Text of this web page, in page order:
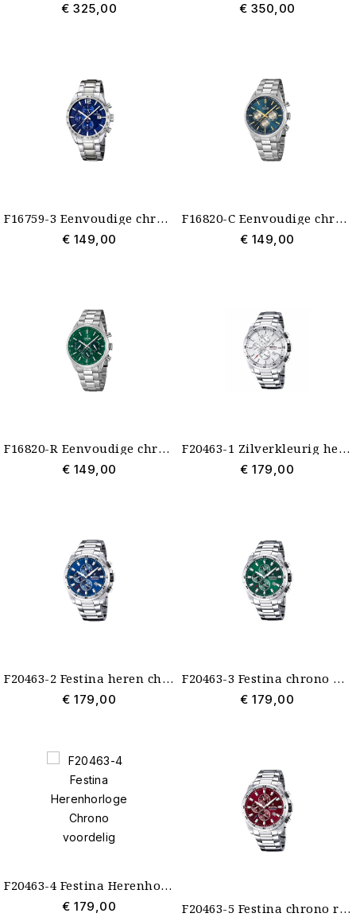
€ 325,00 € 350,00
F16759-3 Eenvoudige chrono Festina blauw 5 atm
€ 149,00
F16820-C Eenvoudige chrono Festina blauw
€ 149,00
F16820-R Eenvoudige chrono Festina groen
€ 149,00
F20463-1 Zilverkleurig herenhorloge Festina chrono
€ 179,00
F20463-2 Festina heren chrono met blauwe wijzerplaat
€ 179,00
F20463-3 Festina chrono met markante groene wijzerplaat 149
€ 179,00
F20463-4 Festina Herenhorloge Chrono voordelig
€ 179,00 F20463-5 Festina chrono rode plaat